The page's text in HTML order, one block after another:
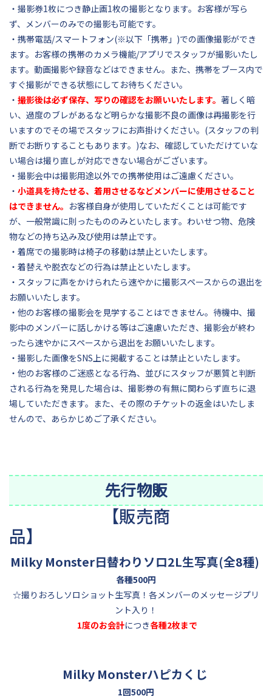
・撮影券1枚につき静止画1枚の撮影となります。お客様が写ら
ず、メンバーのみでの撮影も可能です。
・携帯電話/スマートフォン(※以下「携帯」)での画像撮影ができ
ます。お客様の携帯のカメラ機能/アプリでスタッフが撮影いたし
ます。動画撮影や録音などはできません。また、携帯をブース内で
すぐ撮影ができる状態にしてお待ちください。
・ 撮影後は必ず保存、写りの確認をお願いいたします。 著しく暗
い、過度のブレがあるなど明らかな撮影不良の画像は再撮影を行
いますのでその場でスタッフにお声掛けください。(スタッフの判
断でお断りすることもあります。)なお、確認していただけていな
い場合は撮り直しが対応できない場合がございます。
・撮影会中は撮影用途以外での携帯使用はご遠慮ください。
・ 小道具を持たせる、着用させるなどメンバーに使用させること
はできません。 お客様自身が使用していただくことは可能です
が、一般常識に則ったもののみといたします。わいせつ物、危険
物などの持ち込み及び使用は禁止です。
・着席での撮影時は椅子の移動は禁止といたします。
・着替えや脱衣などの行為は禁止といたします。
・スタッフに声をかけられたら速やかに撮影スペースからの退出を
お願いいたします。
・他のお客様の撮影会を見学することはできません。待機中、撮
影中のメンバーに話しかける等はご遠慮いただき、撮影会が終わ
ったら速やかにスペースから退出をお願いいたします。
・撮影した画像をSNS上に掲載することは禁止といたします。
・他のお客様のご迷惑となる行為、並びにスタッフが悪質と判断
される行為を発見した場合は、撮影券の有無に関わらず直ちに退
場していただきます。また、その際のチケットの返金はいたしま
せんので、あらかじめご了承ください。
先行物販
【販売商
品
Milky Monster日替わりソロ2L生写真(全8種)
各種500円
☆撮りおろしソロショット生写真！各メンバーのメッセージプリ
ント入り！
1度のお会計につき各種2枚まで
Milky Monsterハピカくじ
1回500円